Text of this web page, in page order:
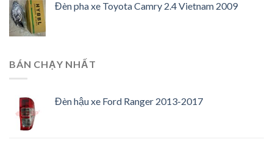
Đèn pha xe Toyota Camry 2.4 Vietnam 2009
BÁN CHẠY NHẤT
Đèn hậu xe Ford Ranger 2013-2017